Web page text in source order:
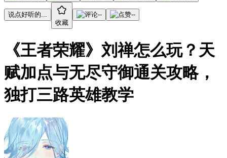
说点好听的...
收藏
-- --
《王者荣耀》刘禅怎么玩？天
赋加点与无尽守御通关攻略，
独打三路英雄教学